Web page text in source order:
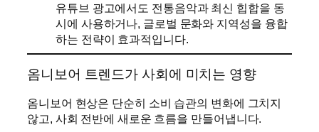
유튜브 광고에서도 전통음악과 최신 힙합을 동
시에 사용하거나, 글로벌 문화와 지역성을 융합
하는 전략이 효과적입니다.
옴니보어 트렌드가 사회에 미치는 영향
옴니보어 현상은 단순히 소비 습관의 변화에 그치지
않고, 사회 전반에 새로운 흐름을 만들어냅니다.